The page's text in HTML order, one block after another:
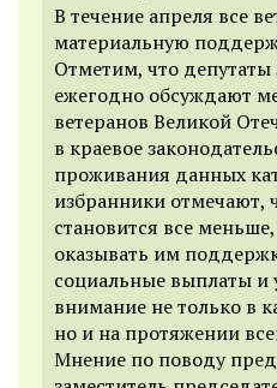
В течение апреля все
материальную
Отметим, что
ежегодно обсуждают
ветеранов Великой
в краевое
проживания данных
избранники отмечают,
становится все
оказывать им
социальные выплаты и
внимание не только в
но и на протяжении
Мнение по поводу